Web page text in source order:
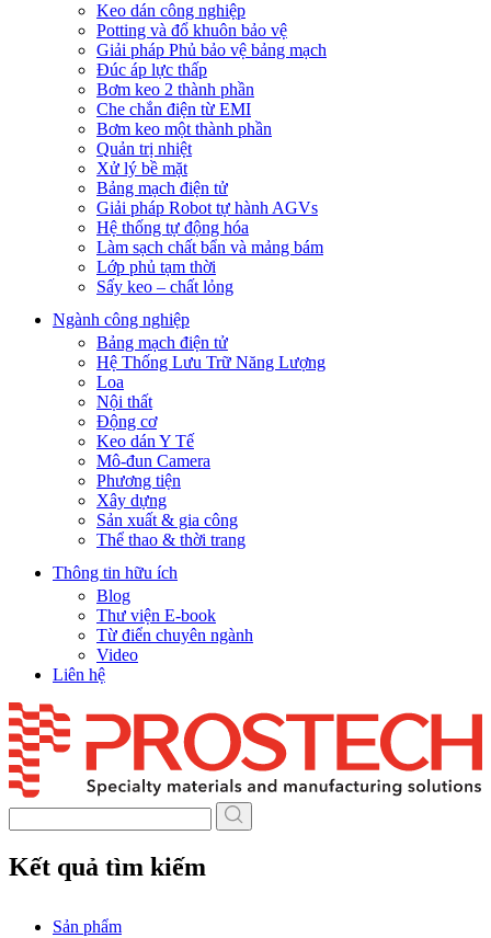
Keo dán công nghiệp
Potting và đổ khuôn bảo vệ
Giải pháp Phủ bảo vệ bảng mạch
Đúc áp lực thấp
Bơm keo 2 thành phần
Che chắn điện từ EMI
Bơm keo một thành phần
Quản trị nhiệt
Xử lý bề mặt
Bảng mạch điện tử
Giải pháp Robot tự hành AGVs
Hệ thống tự động hóa
Làm sạch chất bẩn và mảng bám
Lớp phủ tạm thời
Sấy keo – chất lỏng
Ngành công nghiệp
Bảng mạch điện tử
Hệ Thống Lưu Trữ Năng Lượng
Loa
Nội thất
Động cơ
Keo dán Y Tế
Mô-đun Camera
Phương tiện
Xây dựng
Sản xuất & gia công
Thể thao & thời trang
Thông tin hữu ích
Blog
Thư viện E-book
Từ điển chuyên ngành
Video
Liên hệ
Skip
to
content
Kết quả tìm kiếm
Sản phẩm